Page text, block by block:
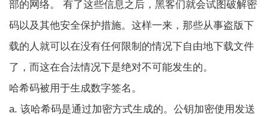
部的网络。 有了这些信息之后，黑客们就会试图破解密
码以及其他安全保护措施。这样一来，那些从事盗版下
载的人就可以在没有任何限制的情况下自由地下载文件
了，而这在合法情况下是绝对不可能发生的。
哈希码被用于生成数字签名。
a. 该哈希码是通过加密方式生成的。公钥加密使用发送